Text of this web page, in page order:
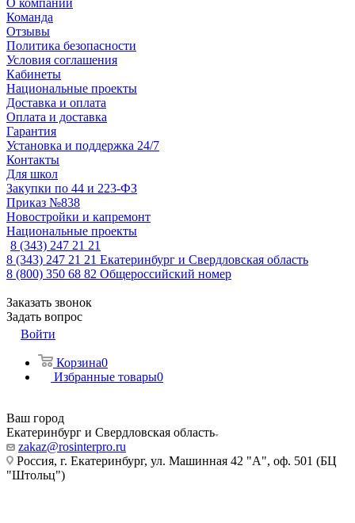
О компании
Команда
Отзывы
Политика безопасности
Условия соглашения
Кабинеты
Национальные проекты
Доставка и оплата
Оплата и доставка
Гарантия
Установка и поддержка 24/7
Контакты
Для школ
Закупки по 44 и 223-ФЗ
Приказ №838
Новостройки и капремонт
Национальные проекты
8 (343) 247 21 21
8 (343) 247 21 21 Екатеринбург и Свердловская область
8 (800) 350 68 82 Общероссийский номер
Заказать звонок
Задать вопрос
Войти
Корзина0
Избранные товары0
Ваш город
Екатеринбург и Свердловская область
zakaz@rosinterpro.ru
Россия, г. Екатеринбург, ул. Машинная 42 "А", оф. 501 (БЦ
"Штольц")